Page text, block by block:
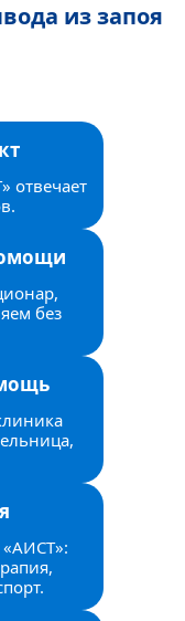
из запоя
отвечает
без
«АИСТ»: